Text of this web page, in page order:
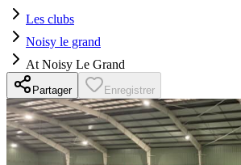
Les clubs
Noisy le grand
At Noisy Le Grand
Partager Enregistrer